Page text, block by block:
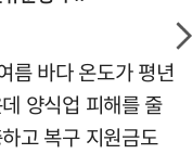
름 바다 온도가 평년
양식업 피해를 줄
고 복구 지원금도